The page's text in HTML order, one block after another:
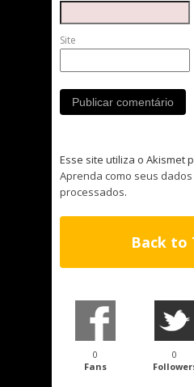
Site
Esse site utiliza o Akismet
Aprenda como seus
processados.
Back to
0
Fans
0